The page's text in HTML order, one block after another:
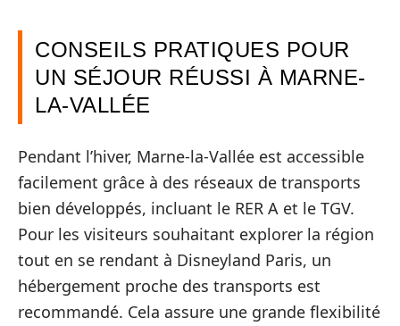
CONSEILS PRATIQUES POUR
UN SÉJOUR RÉUSSI À MARNE-
LA-VALLÉE
Pendant l’hiver, Marne-la-Vallée est accessible
facilement grâce à des réseaux de transports
bien développés, incluant le RER A et le TGV.
Pour les visiteurs souhaitant explorer la région
tout en se rendant à Disneyland Paris, un
hébergement proche des transports est
recommandé. Cela assure une grande flexibilité